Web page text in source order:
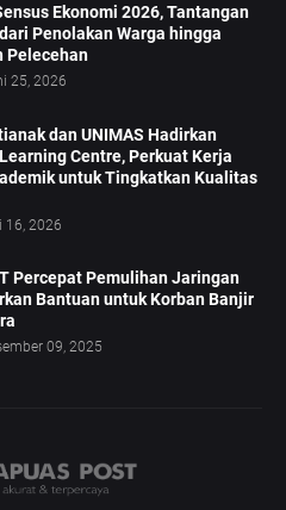
Ekonomi 2026, Tantangan
Penolakan Warga hingga
Pelecehan
25, 2026
dan UNIMAS Hadirkan
Centre, Perkuat Kerja
untuk Tingkatkan Kualitas
16, 2026
Percepat Pemulihan Jaringan
Bantuan untuk Korban Banjir
09, 2025